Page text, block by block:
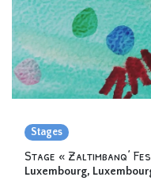
Stages
Stage « Zaltimbanq’
Luxembourg,